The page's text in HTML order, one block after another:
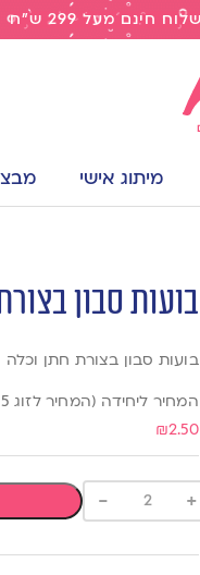
מיתוג אישי
בועות סבון
בועות סבון בצורת חתן וכלה
המחיר ליחידה (המחיר לזוג 5 ש”ח)
₪2.50
+
-